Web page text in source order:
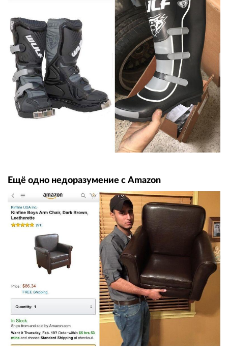
Ещё одно недоразумение с Amazon